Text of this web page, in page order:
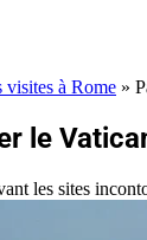
visites à Rome »
le
les sites